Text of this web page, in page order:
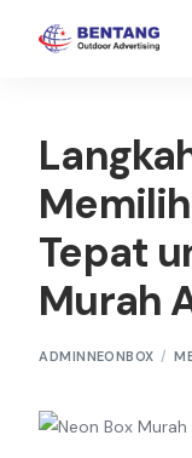
Tepat
Murah
ADMINNEONBOX
Neon Box
Gallery
Article
Contact Us